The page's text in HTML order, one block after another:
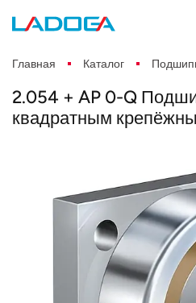
Главная Каталог
2.054 + AP 0-Q
квадратным